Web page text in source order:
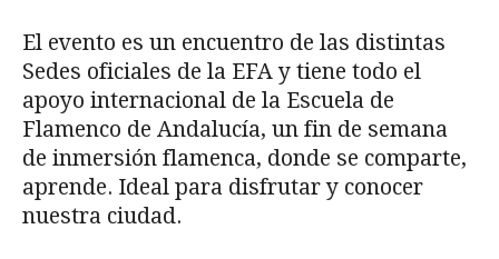
El evento es un encuentro de las distintas
Sedes oficiales de la EFA y tiene todo el
apoyo internacional de la Escuela de
Flamenco de Andalucía, un fin de semana
de inmersión flamenca, donde se comparte,
aprende. Ideal para disfrutar y conocer
nuestra ciudad.